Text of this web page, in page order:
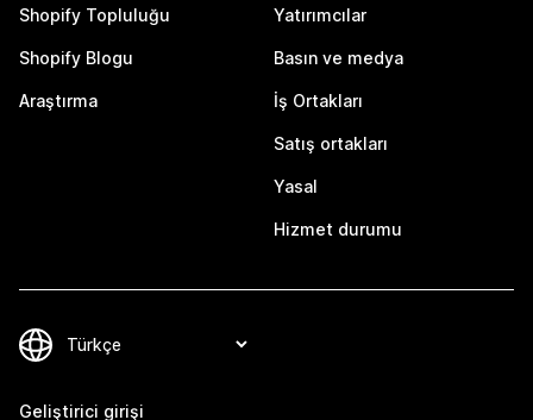
Shopify Topluluğu
Shopify Blogu
Araştırma
Yatırımcılar
Basın ve medya
İş Ortakları
Satış ortakları
Yasal
Hizmet durumu
Geliştirici girişi